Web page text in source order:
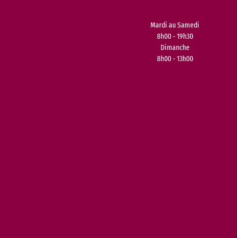
Mardi au Samedi
8h00 - 19h30
Dimanche
8h00 - 13h00